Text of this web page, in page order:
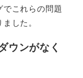
これらの問題
した。
ウンがなく